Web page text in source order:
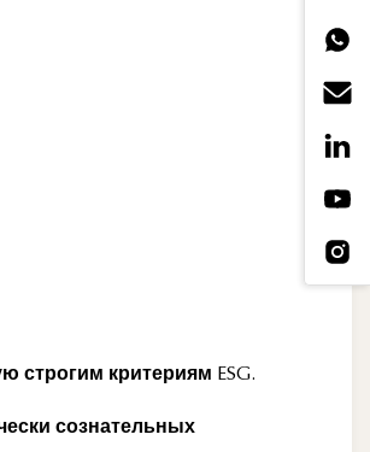
критериям ESG.
сознательных